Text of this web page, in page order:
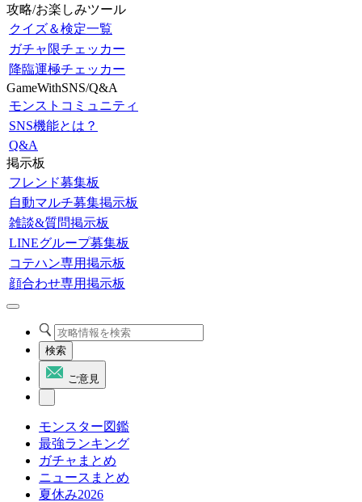
攻略/お楽しみツール
クイズ＆検定一覧
ガチャ限チェッカー
降臨運極チェッカー
GameWithSNS/Q&A
モンストコミュニティ
SNS機能とは？
Q&A
掲示板
フレンド募集板
自動マルチ募集掲示板
雑談&質問掲示板
LINEグループ募集板
コテハン専用掲示板
顔合わせ専用掲示板
検索
ご意見
モンスター図鑑
最強ランキング
ガチャまとめ
ニュースまとめ
夏休み2026